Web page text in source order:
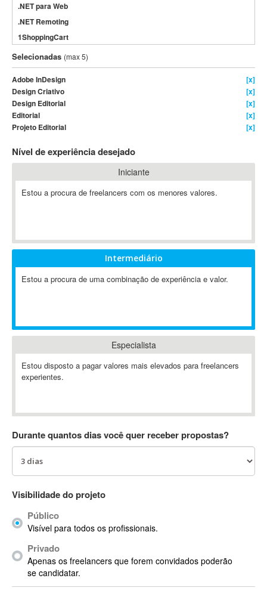
.NET para Web
.NET Remoting
1ShoppingCart
3DS Max
3GSM
4D Dimension
802.11
A&P
A-GPS
A2Billing
AAUS Scientific Diver
ABAP
ABIS
Ableton
Ableton Live
Abstract Window Toolkit (AWT)
AC Drives
AC3
ACID Pro
ACPI
ACT
Actian
Actimize
ActionScript
ActionScript 3
Selecionadas (max 5)
Adobe InDesign
[x]
Design Criativo
[x]
Design Editorial
[x]
Editorial
[x]
Projeto Editorial
[x]
Nível de experiência desejado
Iniciante
Estou a procura de freelancers com os menores valores.
Intermediário
Estou a procura de uma combinação de experiência e valor.
Especialista
Estou disposto a pagar valores mais elevados para freelancers
experientes.
Durante quantos dias você quer receber propostas?
Visibilidade do projeto
Público
Visível para todos os profissionais.
Privado
Apenas os freelancers que forem convidados poderão
se candidatar.